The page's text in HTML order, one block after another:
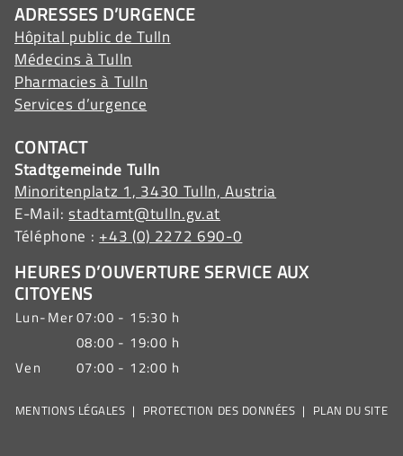
ADRESSES D’URGENCE
Hôpital public de Tulln
Médecins à Tulln
Pharmacies à Tulln
Services d’urgence
CONTACT
Stadtgemeinde Tulln
Minoritenplatz 1, 3430 Tulln, Austria
E-Mail:stadtamt@tulln.gv.at
Téléphone : +43 (0) 2272 690-0
HEURES D’OUVERTURE SERVICE AUX
CITOYENS
Lun-Mer07:00 - 15:30 h
08:00 - 19:00 h
Ven
07:00 - 12:00 h
MENTIONS LÉGALES | PROTECTION DES DONNÉES | PLAN DU SITE